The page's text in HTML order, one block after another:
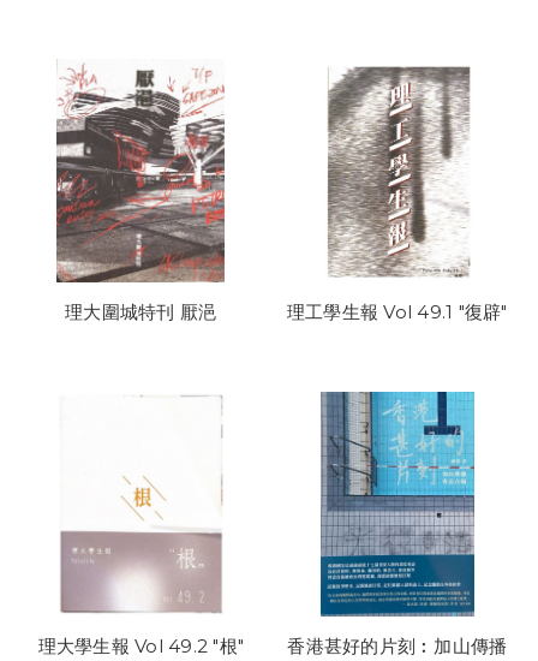
理大圍城特刊 厭浥 理工學生報 Vol 49.1 "復辟"
理大學生報 Vol 49.2 "根"
香港甚好的片刻︰加山傳播